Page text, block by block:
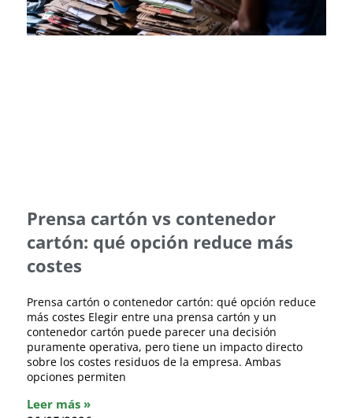
Prensa cartón vs contenedor
cartón: qué opción reduce más
costes
Prensa cartón o contenedor cartón: qué opción reduce
más costes Elegir entre una prensa cartón y un
contenedor cartón puede parecer una decisión
puramente operativa, pero tiene un impacto directo
sobre los costes residuos de la empresa. Ambas
opciones permiten
Leer más »